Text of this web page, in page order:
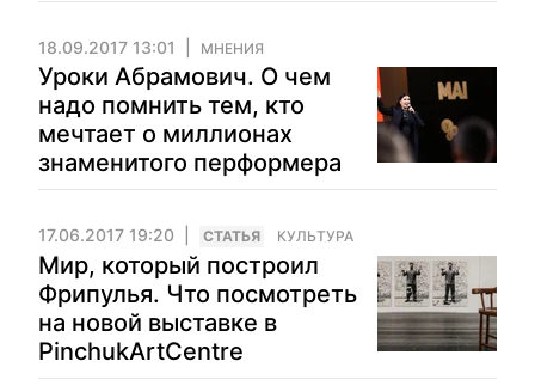
18.09.2017 13:01 МНЕНИЯ
Уроки Абрамович. О чем
надо помнить тем, кто
мечтает о миллионах
знаменитого перформера
17.06.2017 19:20 CТАТЬЯ КУЛЬТУРА
Мир, который построил
Фрипулья. Что посмотреть
на новой выставке в
PinchukArtCentre